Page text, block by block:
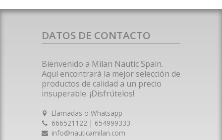
DATOS DE CONTACTO
Bienvenido a Milan Nautic Spain.
Aquí encontrará la mejor selección de
productos de calidad a un precio
insuperable. ¡Disfrútelos!
Llamadas o Whatsapp
666521122 | 654999333
info@nauticamilan.com